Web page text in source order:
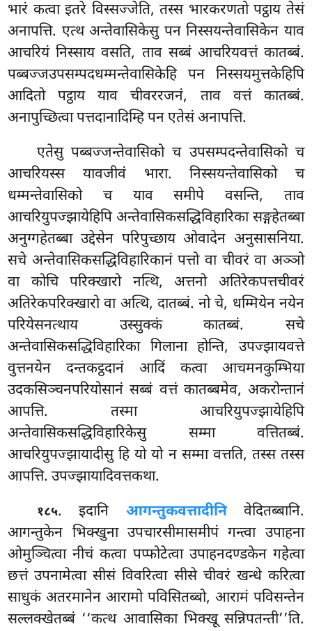
भारं कत्वा इतरे विस्सज्जेति, तस्स भारकरणतो पट्ठाय तेसं
अनापत्ति. एत्थ अन्तेवासिकेसु पन निस्सयन्तेवासिकेन याव
आचरियं निस्साय वसति, ताव सब्बं आचरियवत्तं कातब्बं.
पब्बज्जउपसम्पदधम्मन्तेवासिकेहि पन निस्सयमुत्तकेहिपि
आदितो पट्ठाय याव चीवररजनं, ताव वत्तं कातब्बं.
अनापुच्छित्वा पत्तदानादिम्हि पन एतेसं अनापत्ति.
एतेसु पब्बज्जन्तेवासिको च उपसम्पदन्तेवासिको च
आचरियस्स यावजीवं भारा. निस्सयन्तेवासिको च
धम्मन्तेवासिको च याव समीपे वसन्ति, ताव
आचरियुपज्झायेहिपि अन्तेवासिकसद्धिविहारिका सङ्गहेतब्बा
अनुग्गहेतब्बा उद्देसेन परिपुच्छाय ओवादेन अनुसासनिया.
सचे अन्तेवासिकसद्धिविहारिकानं पत्तो वा चीवरं वा अञ्ञो
वा कोचि परिक्खारो नत्थि, अत्तनो अतिरेकपत्तचीवरं
अतिरेकपरिक्खारो वा अत्थि, दातब्बं. नो चे, धम्मियेन नयेन
परियेसनत्थाय उस्सुक्कं कातब्बं. सचे
अन्तेवासिकसद्धिविहारिका गिलाना होन्ति, उपज्झायवत्ते
वुत्तनयेन दन्तकट्ठदानं आदिं कत्वा आचमनकुम्भिया
उदकसिञ्चनपरियोसानं सब्बं वत्तं कातब्बमेव, अकरोन्तानं
आपत्ति. तस्मा आचरियुपज्झायेहिपि
अन्तेवासिकसद्धिविहारिकेसु सम्मा वत्तितब्बं.
आचरियुपज्झायादीसु हि यो यो न सम्मा वत्तति, तस्स तस्स
आपत्ति. उपज्झायादिवत्तकथा.
१८५. इदानि आगन्तुकवत्तादीनिवेदितब्बानि.
आगन्तुकेन भिक्खुना उपचारसीमासमीपं गन्त्वा उपाहना
ओमुञ्चित्वा नीचं कत्वा पप्फोटेत्वा उपाहनदण्डकेन गहेत्वा
छत्तं उपनामेत्वा सीसं विवरित्वा सीसे चीवरं खन्धे करित्वा
साधुकं अतरमानेन आरामो पविसितब्बो, आरामं पविसन्तेन
सल्लक्खेतब्बं ‘‘कत्थ आवासिका भिक्खू सन्निपतन्ती’’ति.